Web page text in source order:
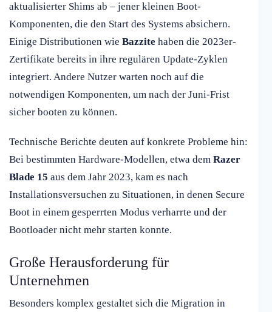
aktualisierter Shims ab – jener kleinen Boot-
Komponenten, die den Start des Systems absichern.
Einige Distributionen wie Bazzite haben die 2023er-
Zertifikate bereits in ihre regulären Update-Zyklen
integriert. Andere Nutzer warten noch auf die
notwendigen Komponenten, um nach der Juni-Frist
sicher booten zu können.
Technische Berichte deuten auf konkrete Probleme hin:
Bei bestimmten Hardware-Modellen, etwa dem Razer
Blade 15 aus dem Jahr 2023, kam es nach
Installationsversuchen zu Situationen, in denen Secure
Boot in einem gesperrten Modus verharrte und der
Bootloader nicht mehr starten konnte.
Große Herausforderung für
Unternehmen
Besonders komplex gestaltet sich die Migration in